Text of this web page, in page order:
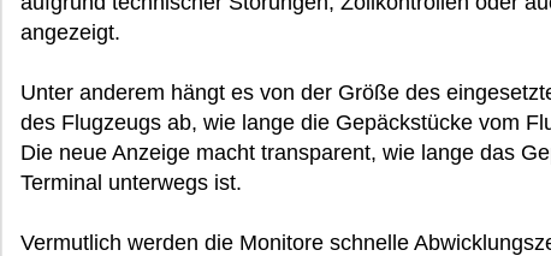
angezeigt.
Unter anderem hängt es von der Größe des
des Flugzeugs ab, wie lange die Gepäckstücke vom
Die neue Anzeige macht transparent, wie lange das
Terminal unterwegs ist.
Vermutlich werden die Monitore schnelle